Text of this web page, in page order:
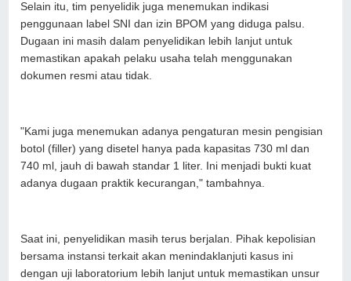
Selain itu, tim penyelidik juga menemukan indikasi
penggunaan label SNI dan izin BPOM yang diduga palsu.
Dugaan ini masih dalam penyelidikan lebih lanjut untuk
memastikan apakah pelaku usaha telah menggunakan
dokumen resmi atau tidak.
"Kami juga menemukan adanya pengaturan mesin pengisian
botol (filler) yang disetel hanya pada kapasitas 730 ml dan
740 ml, jauh di bawah standar 1 liter. Ini menjadi bukti kuat
adanya dugaan praktik kecurangan," tambahnya.
Saat ini, penyelidikan masih terus berjalan. Pihak kepolisian
bersama instansi terkait akan menindaklanjuti kasus ini
dengan uji laboratorium lebih lanjut untuk memastikan unsur